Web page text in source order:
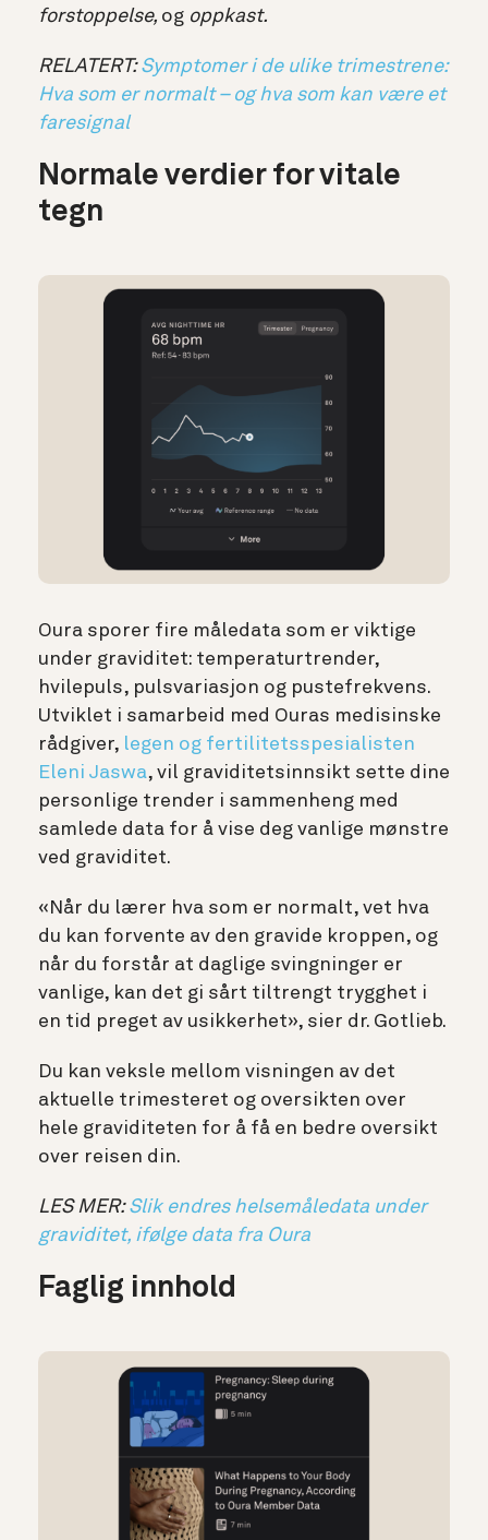
forstoppelse, og oppkast.
RELATERT:Symptomer i de ulike trimestrene:
Hva som er normalt – og hva som kan være et
faresignal
Normale verdier for vitale
tegn
Oura sporer fire måledata som er viktige
under graviditet: temperaturtrender,
hvilepuls, pulsvariasjon og pustefrekvens.
Utviklet i samarbeid med Ouras medisinske
rådgiver, legen og fertilitetsspesialisten
Eleni Jaswa, vil graviditetsinnsikt sette dine
personlige trender i sammenheng med
samlede data for å vise deg vanlige mønstre
ved graviditet.
«Når du lærer hva som er normalt, vet hva
du kan forvente av den gravide kroppen, og
når du forstår at daglige svingninger er
vanlige, kan det gi sårt tiltrengt trygghet i
en tid preget av usikkerhet», sier dr. Gotlieb.
Du kan veksle mellom visningen av det
aktuelle trimesteret og oversikten over
hele graviditeten for å få en bedre oversikt
over reisen din.
LES MER:Slik endres helsemåledata under
graviditet, ifølge data fra Oura
Faglig innhold